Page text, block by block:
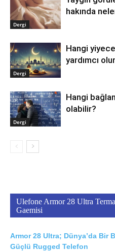
Dergi
hakında
Dergi
Hangi
yardımcı
Dergi
Hangi
olabilir?
Ulefone Armor 28 Ultra
Gaemisi
Armor 28 Ultra; Dünya’da Bir
Güçlü Rugged Telefon